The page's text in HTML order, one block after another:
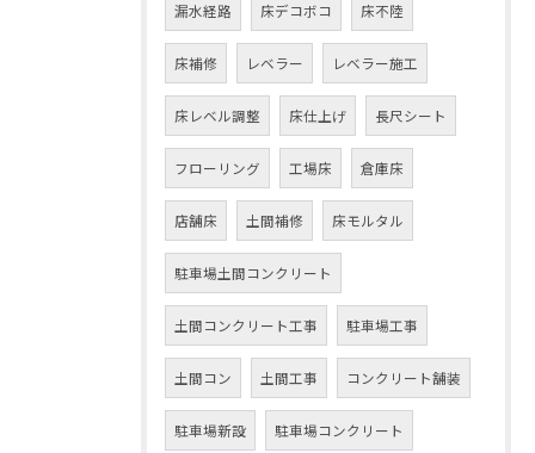
漏水経路 床デコボコ 床不陸
床補修 レベラー レベラー施工
床レベル調整 床仕上げ 長尺シート
フローリング 工場床 倉庫床
店舗床 土間補修 床モルタル
駐車場土間コンクリート
土間コンクリート工事 駐車場工事
土間コン 土間工事 コンクリート舗装
駐車場新設 駐車場コンクリート